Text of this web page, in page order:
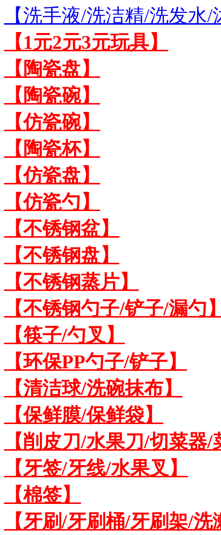
【洗手液/洗洁精/洗发水
【1元2元3元玩具】
【陶瓷盘】
【陶瓷碗】
【仿瓷碗】
【陶瓷杯】
【仿瓷盘】
【仿瓷勺】
【不锈钢盆】
【不锈钢盘】
【不锈钢蒸片】
【不锈钢勺子/铲子/漏勺
【筷子/勺叉】
【环保PP勺子/铲子】
【清洁球/洗碗抹布】
【保鲜膜/保鲜袋】
【削皮刀/水果刀/切菜器
【牙签/牙线/水果叉】
【棉签】
【牙刷/牙刷桶/牙刷架/洗